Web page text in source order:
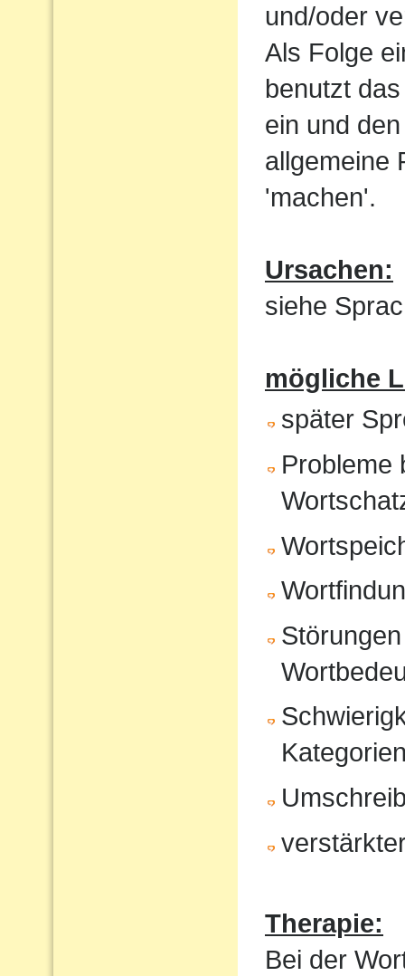
und/oder
Als Folge
benutzt
ein und
allgemeine
'machen'.
Ursachen:
siehe
mögliche
später
Probleme
Therapie:
Bei der